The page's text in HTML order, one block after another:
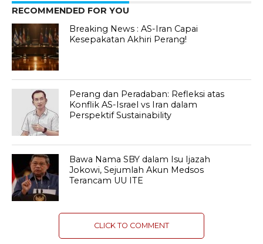
RECOMMENDED FOR YOU
Breaking News : AS-Iran Capai
Kesepakatan Akhiri Perang!
Perang dan Peradaban: Refleksi atas
Konflik AS-Israel vs Iran dalam
Perspektif Sustainability
Bawa Nama SBY dalam Isu Ijazah
Jokowi, Sejumlah Akun Medsos
Terancam UU ITE
CLICK TO COMMENT